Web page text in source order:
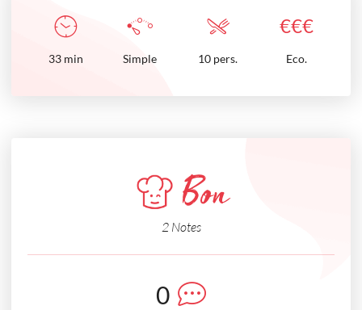
€€€
33 min Simple 10 pers. Eco.
Bon
2 Notes
0